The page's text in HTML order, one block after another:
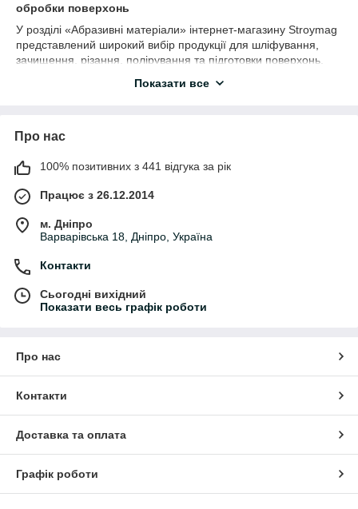
обробки поверхонь
У розділі «Абразивні матеріали» інтернет-магазину Stroymag
представлений широкий вибір продукції для шліфування,
зачищення, різання, полірування та підготовки поверхонь.
металообробці, деревообробці, автомайстернях та
метал, дерево, бетон, пластик, скло, кераміку та інші
задирки, нерівності та готувати поверхню до фарбування або
подальшої обробки.
Що входить у категорію «Абразивні
матеріали»
• шліфувальні круги
• пелюсткові диски
• наждачний папір
• коралові круги
• алмазні диски
• полірувальні матеріали
Для чого використовуються абразивні
Абразиви застосовуються для:
Показати все
Про нас
100% позитивних з 441 відгука за рік
Працює з 26.12.2014
м. Дніпро
Варварівська 18, Дніпро, Україна
Контакти
Сьогодні вихідний
Показати весь графік роботи
Про нас
Контакти
Доставка та оплата
Графік роботи